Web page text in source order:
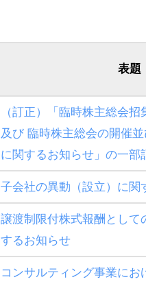
表題
（訂正）「臨時株主総会
及び 臨時株主総会の開催
に関するお知らせ」の一部
子会社の異動（設立）に関
譲渡制限付株式報酬として
するお知らせ
コンサルティング事業にお